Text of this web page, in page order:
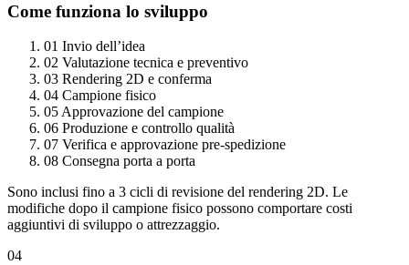
Come funziona lo sviluppo
01 Invio dell’idea
02 Valutazione tecnica e preventivo
03 Rendering 2D e conferma
04 Campione fisico
05 Approvazione del campione
06 Produzione e controllo qualità
07 Verifica e approvazione pre-spedizione
08 Consegna porta a porta
Sono inclusi fino a 3 cicli di revisione del rendering 2D. Le
modifiche dopo il campione fisico possono comportare costi
aggiuntivi di sviluppo o attrezzaggio.
04